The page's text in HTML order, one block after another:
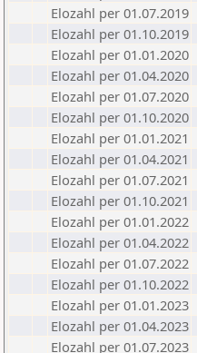
Elozahl per 01.07.2019
Elozahl per 01.10.2019
Elozahl per 01.01.2020
Elozahl per 01.04.2020
Elozahl per 01.07.2020
Elozahl per 01.10.2020
Elozahl per 01.01.2021
Elozahl per 01.04.2021
Elozahl per 01.07.2021
Elozahl per 01.10.2021
Elozahl per 01.01.2022
Elozahl per 01.04.2022
Elozahl per 01.07.2022
Elozahl per 01.10.2022
Elozahl per 01.01.2023
Elozahl per 01.04.2023
Elozahl per 01.07.2023